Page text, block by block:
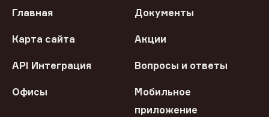
Главная Документы
Карта сайта Акции
API Интеграция Вопросы и ответы
Офисы
Мобильное
приложение